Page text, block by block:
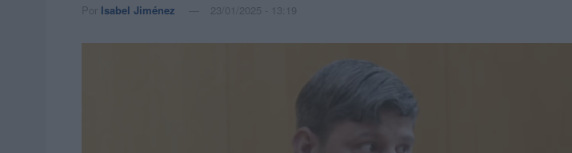
Por Isabel Jiménez 23/01/2025 - 13:19